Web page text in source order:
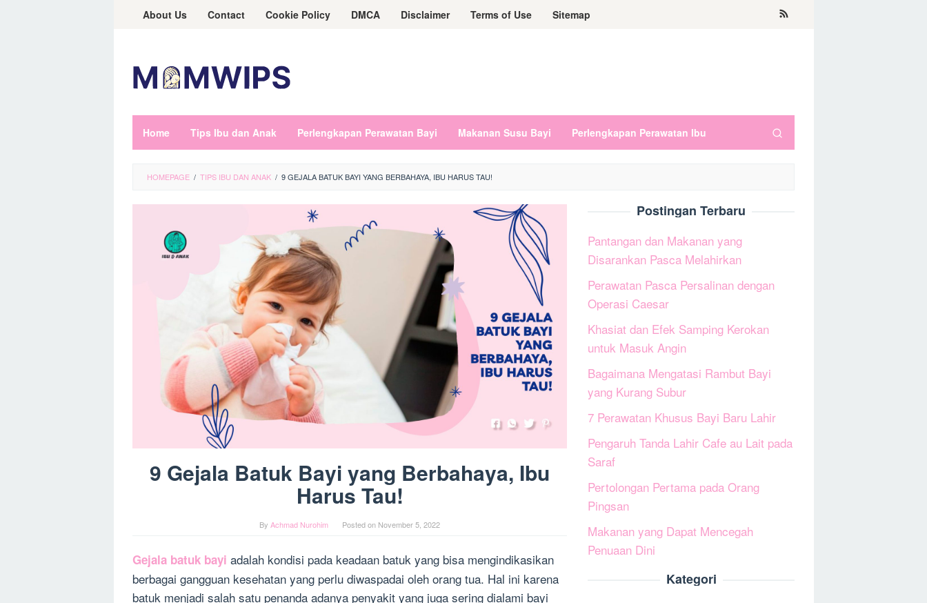
About Us Contact Cookie Policy DMCA Disclaimer Terms of Use Sitemap
Home Tips Ibu dan Anak Perlengkapan Perawatan Bayi Makanan Susu Bayi Perlengkapan Perawatan Ibu
HOMEPAGE / TIPS IBU DAN ANAK / 9 GEJALA BATUK BAYI YANG BERBAHAYA, IBU HARUS TAU!
9 Gejala Batuk Bayi yang Berbahaya, Ibu
Harus Tau!
By Achmad Nurohim Posted on November 5, 2022
Gejala batuk bayi adalah kondisi pada keadaan batuk yang bisa mengindikasikan
berbagai gangguan kesehatan yang perlu diwaspadai oleh orang tua. Hal ini karena
batuk menjadi salah satu penanda adanya penyakit yang juga sering dialami bayi
Postingan Terbaru
Pantangan dan Makanan yang
Disarankan Pasca Melahirkan
Perawatan Pasca Persalinan dengan
Operasi Caesar
Khasiat dan Efek Samping Kerokan
untuk Masuk Angin
Bagaimana Mengatasi Rambut Bayi
yang Kurang Subur
7 Perawatan Khusus Bayi Baru Lahir
Pengaruh Tanda Lahir Cafe au Lait pada
Saraf
Pertolongan Pertama pada Orang
Pingsan
Makanan yang Dapat Mencegah
Penuaan Dini
Kategori